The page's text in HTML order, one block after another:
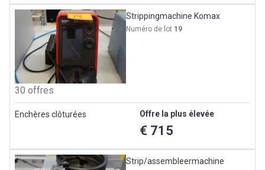
Strippingmachine Komax
Numéro de lot 19
30 offres
Enchères clôturées Offre la plus élevée
€ 715
Strip/assembleermachine